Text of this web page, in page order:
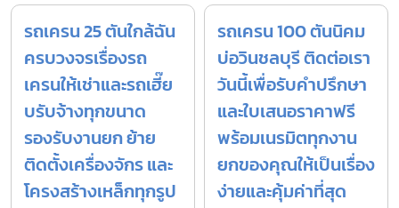
รถเครน 25 ตันใกล้ฉัน
ครบวงจรเรื่องรถ
เครนให้เช่าและรถเฮี๊ย
บรับจ้างทุกขนาด
รองรับงานยก ย้าย
ติดตั้งเครื่องจักร และ
โครงสร้างเหล็กทุกรูป
รถเครน 100 ตันนิคม
บ่อวินชลบุรี ติดต่อเรา
วันนี้เพื่อรับคำปรึกษา
และใบเสนอราคาฟรี
พร้อมเนรมิตทุกงาน
ยกของคุณให้เป็นเรื่อง
ง่ายและคุ้มค่าที่สุด